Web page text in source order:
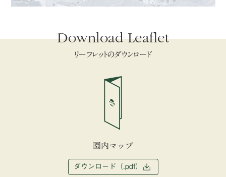
Download Leaflet
リーフレットのダウンロード
園内マップ
ダウンロード（.pdf）